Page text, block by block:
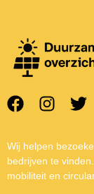
Wij helpen
bedrijven te
mobiliteit en